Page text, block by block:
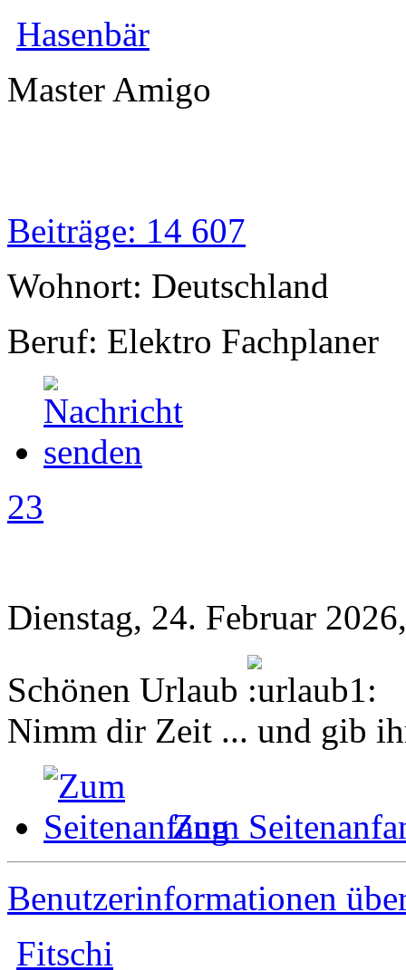
Hasenbär
Master Amigo
Beiträge: 14 607
Wohnort: Deutschland
Beruf: Elektro Fachplaner
23
Dienstag, 24. Februar
Schönen Urlaub
Nimm dir Zeit ... und gib
Zum
Benutzerinformationen
Fitschi